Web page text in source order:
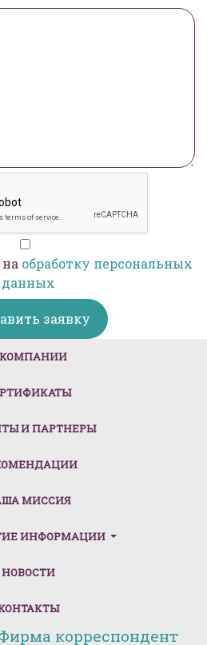
обработку персональных
данных
заявку
(CURRENT)
И ПАРТНЕРЫ
МИССИЯ
ИНФОРМАЦИИ
НОВОСТИ
корреспондент